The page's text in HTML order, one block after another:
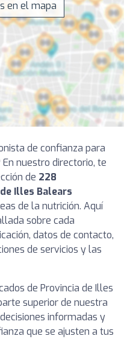
en el mapa
de confianza para
nuestro directorio, te
de 228
Illes Balears
de la nutrición. Aquí
sobre cada
datos de contacto,
de servicios y las
de Provincia de Illes
superior de nuestra
informadas y
que se ajusten a tus